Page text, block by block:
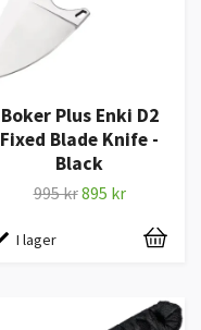
Boker Plus Enki D2
Fixed Blade Knife -
Black
995 kr895 kr
I lager